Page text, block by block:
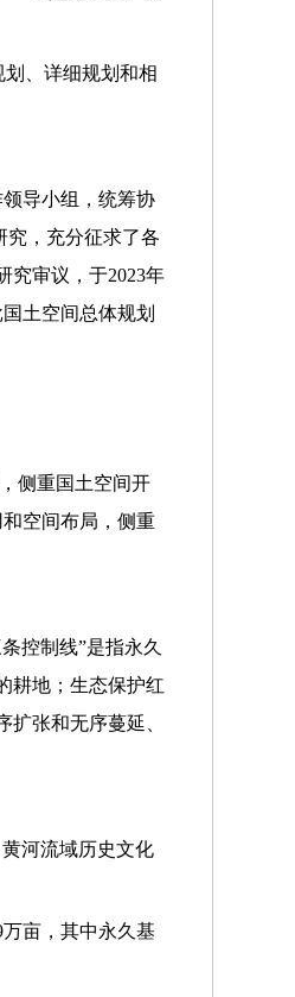
划、详细规划和相
导小组，统筹协
究，充分征求了各
究审议，于2023年
土空间总体规划
侧重国土空间开
空间布局，侧重
控制线”是指永久
耕地；生态保护红
张和无序蔓延、
河流域历史文化
亩，其中永久基